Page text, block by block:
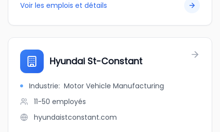
Voir les emplois et détails
Hyundai St-Constant
Industrie: Motor Vehicle Manufacturing
11-50 employés
hyundaistconstant.com